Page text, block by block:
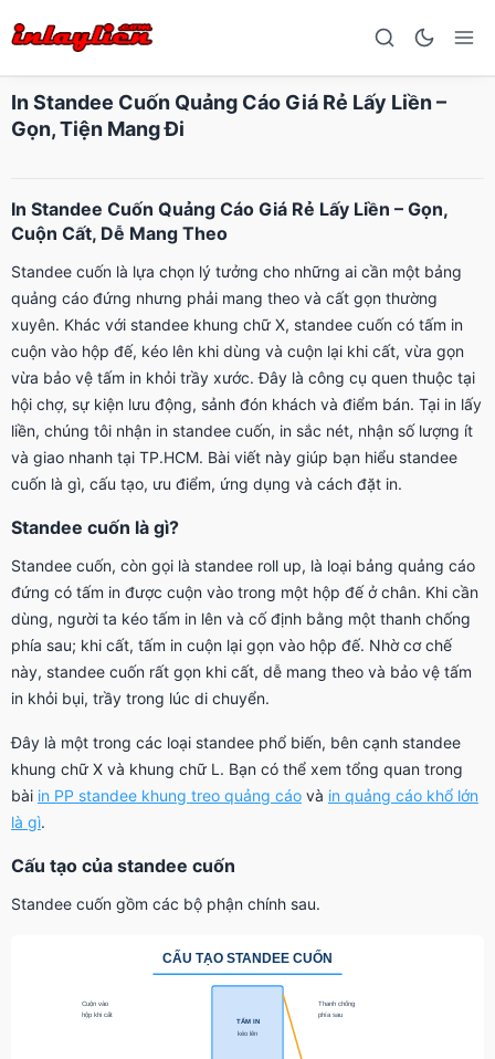
In Standee Cuốn Quảng Cáo Giá Rẻ Lấy Liền –
Gọn, Tiện Mang Đi
In Standee Cuốn Quảng Cáo Giá Rẻ Lấy Liền – Gọn,
Cuộn Cất, Dễ Mang Theo
Standee cuốn là lựa chọn lý tưởng cho những ai cần một bảng
quảng cáo đứng nhưng phải mang theo và cất gọn thường
xuyên. Khác với standee khung chữ X, standee cuốn có tấm in
cuộn vào hộp đế, kéo lên khi dùng và cuộn lại khi cất, vừa gọn
vừa bảo vệ tấm in khỏi trầy xước. Đây là công cụ quen thuộc tại
hội chợ, sự kiện lưu động, sảnh đón khách và điểm bán. Tại in lấy
liền, chúng tôi nhận in standee cuốn, in sắc nét, nhận số lượng ít
và giao nhanh tại TP.HCM. Bài viết này giúp bạn hiểu standee
cuốn là gì, cấu tạo, ưu điểm, ứng dụng và cách đặt in.
Standee cuốn là gì?
Standee cuốn, còn gọi là standee roll up, là loại bảng quảng cáo
đứng có tấm in được cuộn vào trong một hộp đế ở chân. Khi cần
dùng, người ta kéo tấm in lên và cố định bằng một thanh chống
phía sau; khi cất, tấm in cuộn lại gọn vào hộp đế. Nhờ cơ chế
này, standee cuốn rất gọn khi cất, dễ mang theo và bảo vệ tấm
in khỏi bụi, trầy trong lúc di chuyển.
Đây là một trong các loại standee phổ biến, bên cạnh standee
khung chữ X và khung chữ L. Bạn có thể xem tổng quan trong
bài in PP standee khung treo quảng cáo và in quảng cáo khổ lớn
là gì.
Cấu tạo của standee cuốn
Standee cuốn gồm các bộ phận chính sau.